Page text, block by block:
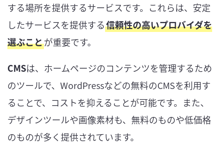
する場所を提供するサービスです。これらは、安定
したサービスを提供する信頼性の高いプロバイダを
選ぶことが重要です。
CMSは、ホームページのコンテンツを管理するため
のツールで、WordPressなどの無料のCMSを利用す
ることで、コストを抑えることが可能です。また、
デザインツールや画像素材も、無料のものや低価格
のものが多く提供されています。